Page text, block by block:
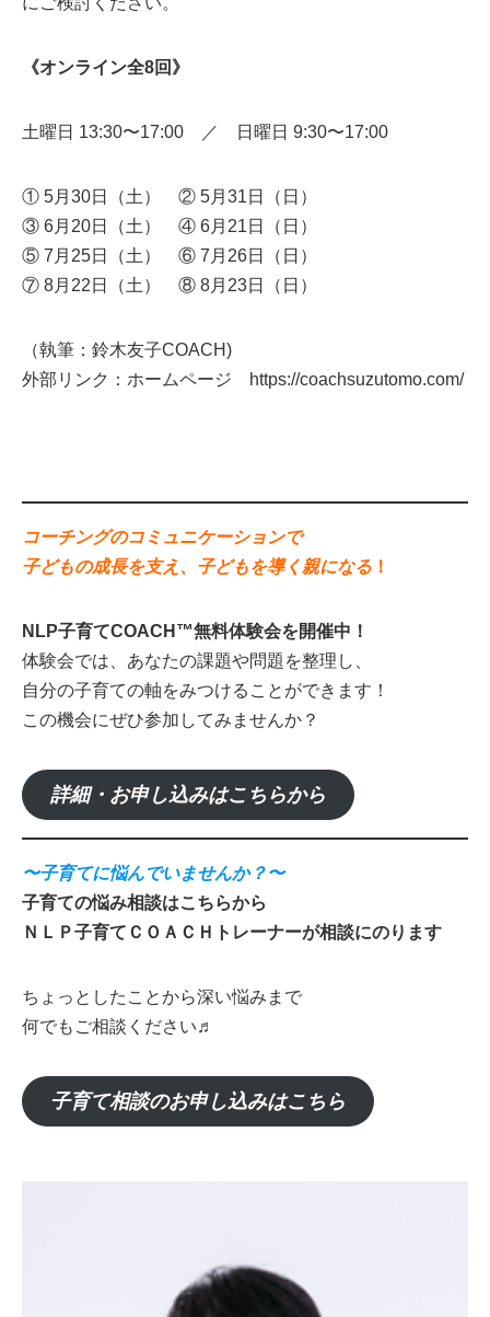
《オンライン全8回》
土曜日 13:30〜17:00 ／ 日曜日 9:30〜17:00
① 5月30日（土） ② 5月31日（日）
③ 6月20日（土） ④ 6月21日（日）
⑤ 7月25日（土） ⑥ 7月26日（日）
⑦ 8月22日（土） ⑧ 8月23日（日）
（執筆：鈴木友子COACH)
外部リンク：ホームページ https://coachsuzutomo.com/
コーチングのコミュニケーションで
子どもの成長を支え、子どもを導く親になる ！
NLP子育てCOACH™無料体験会を開催中！
体験会では、あなたの課題や問題を整理し、
自分の子育ての軸をみつけることができます！
この機会にぜひ参加してみませんか？
詳細・お申し込みはこちらから
〜子育てに悩んでいませんか？〜
子育ての悩み相談はこちらから
ＮＬＰ子育てＣＯＡＣＨトレーナーが相談にのります
ちょっとしたことから深い悩みまで
何でもご相談ください♬
子育て相談のお申し込みはこちら